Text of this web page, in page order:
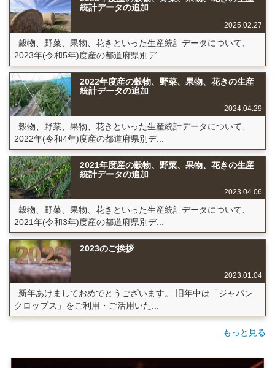
統計データの追加
2025.02.27
穀物、野菜、果物、花きといった生産統計データについて、
2023年(令和5年)度産の都道府県別デ...
2022年度産の穀物、野菜、果物、花きの生産
統計データの追加
2024.04.29
穀物、野菜、果物、花きといった生産統計データについて、
2022年(令和4年)度産の都道府県別デ...
2021年度産の穀物、野菜、果物、花きの生産
統計データの追加
2023.04.06
穀物、野菜、果物、花きといった生産統計データについて、
2021年(令和3年)度産の都道府県別デ...
2023のご挨拶
2023.01.04
新年あけましておめでとうございます。 旧年中は「ジャパン
クロップス」をご利用・ご活用いた...
もっと見る